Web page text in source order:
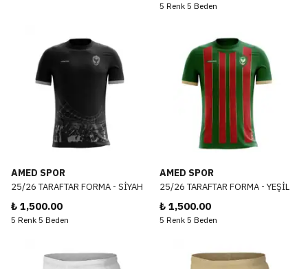
5 Renk 5 Beden
AMED SPOR
25/26 TARAFTAR FORMA - SİYAH
₺ 1,500.00
5 Renk 5 Beden
AMED SPOR
25/26 TARAFTAR FORMA - YEŞİL
₺ 1,500.00
5 Renk 5 Beden